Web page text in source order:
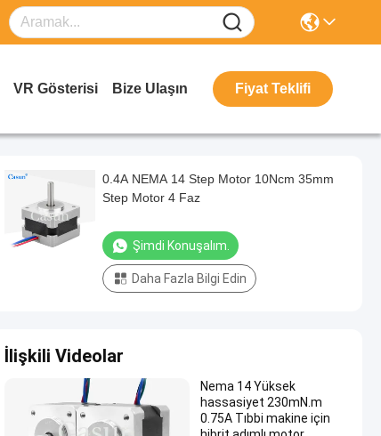
VR Gösterisi Bize Ulaşın Fiyat Teklifi
0.4A NEMA 14 Step Motor 10Ncm 35mm
Step Motor 4 Faz
Şimdi Konuşalım.
Daha Fazla Bilgi Edin
İlişkili Videolar
Nema 14 Yüksek
hassasiyet 230mN.m
0.75A Tıbbi makine için